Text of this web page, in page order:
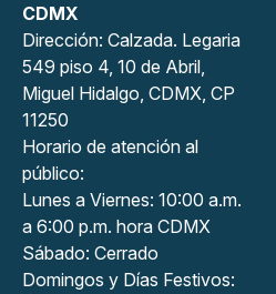
CDMX
Dirección: Calzada. Legaria
549 piso 4, 10 de Abril,
Miguel Hidalgo, CDMX, CP
11250
Horario de atención al
público:
Lunes a Viernes: 10:00 a.m.
a 6:00 p.m. hora CDMX
Sábado: Cerrado
Domingos y Días Festivos: